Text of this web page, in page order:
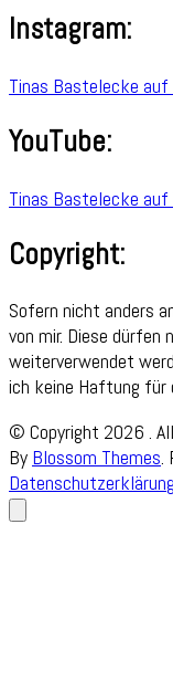
Instagram:
Tinas Bastelecke
YouTube:
Tinas Bastelecke auf
Copyright:
Sofern nicht anders
von mir. Diese dürfen
weiterverwendet
ich keine Haftung für
© Copyright 2026 .
By Blossom Themes.
Datenschutzerklärung